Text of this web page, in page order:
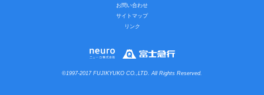
お問い合わせ
サイトマップ
リンク
©1997-2017 FUJIKYUKO CO.,LTD. All Rights Reserved.